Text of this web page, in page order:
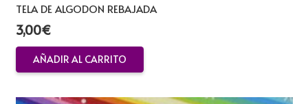
TELA DE ALGODON REBAJADA
3,00€
AÑADIR AL CARRITO